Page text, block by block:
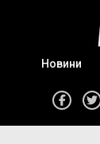
Новини